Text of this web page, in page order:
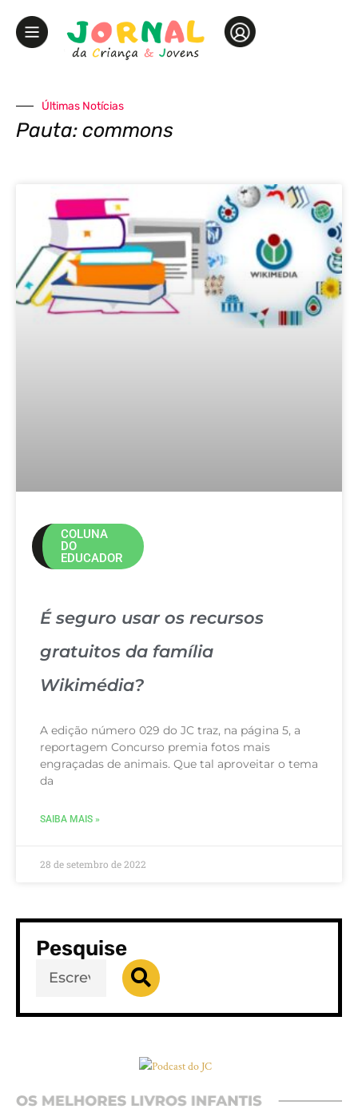
Últimas Notícias
Pauta: commons
COLUNA
DO
EDUCADOR
É seguro usar os recursos
gratuitos da família
Wikimédia?
A edição número 029 do JC traz, na página 5, a
reportagem Concurso premia fotos mais
engraçadas de animais. Que tal aproveitar o tema
da
SAIBA MAIS »
28 de setembro de 2022
Pesquise